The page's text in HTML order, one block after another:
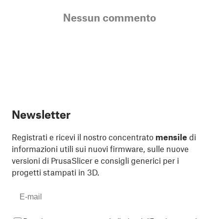
Nessun commento
Newsletter
Registrati e ricevi il nostro concentrato mensile di
informazioni utili sui nuovi firmware, sulle nuove
versioni di PrusaSlicer e consigli generici per i
progetti stampati in 3D.